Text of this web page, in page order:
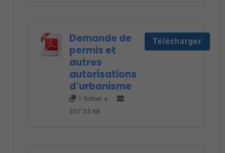
Demande de
permis et
autres
autorisations
d’urbanisme
1 fichier·s
307.33 KB
Télécharger